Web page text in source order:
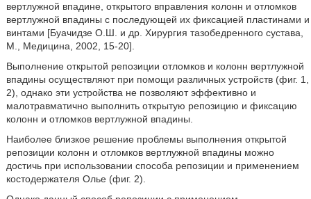
вертлужной впадине, открытого вправления колонн и отломков
вертлужной впадины с последующей их фиксацией пластинами и
винтами [Буачидзе О.Ш. и др. Хирургия тазобедренного сустава,
М., Медицина, 2002, 15-20].
Выполнение открытой репозиции отломков и колонн вертлужной
впадины осуществляют при помощи различных устройств (фиг. 1,
2), однако эти устройства не позволяют эффективно и
малотравматично выполнить открытую репозицию и фиксацию
колонн и отломков вертлужной впадины.
Наиболее близкое решение проблемы выполнения открытой
репозиции колонн и отломков вертлужной впадины можно
достичь при использовании способа репозиции и применением
костодержателя Олье (фиг. 2).